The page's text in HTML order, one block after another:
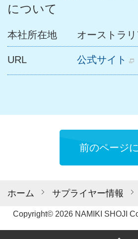
ホーム サプライヤー情報
について
本社所在地 オーストラ
URL
前のページ
Copyright© 2026 NAMIKI SHOJI